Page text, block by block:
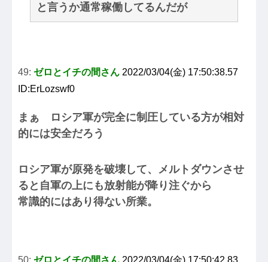
と言うか通常稼働してるんだが
49: ゼロとイチの間さん 2022/03/04(金) 17:50:38.57
ID:ErLozswf0
まぁ ロシア軍が完全に制圧している方が相対
的には安全だろう
ロシア軍が原発を破壊して、メルトダウンさせ
ると自軍の上にも放射能が降り注ぐから
常識的にはあり得ない所業。
50: ゼロとイチの間さん 2022/03/04(金) 17:50:42.83